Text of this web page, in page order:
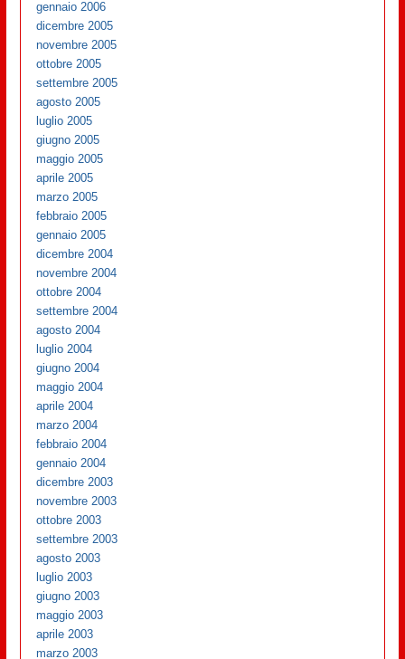
gennaio 2006
dicembre 2005
novembre 2005
ottobre 2005
settembre 2005
agosto 2005
luglio 2005
giugno 2005
maggio 2005
aprile 2005
marzo 2005
febbraio 2005
gennaio 2005
dicembre 2004
novembre 2004
ottobre 2004
settembre 2004
agosto 2004
luglio 2004
giugno 2004
maggio 2004
aprile 2004
marzo 2004
febbraio 2004
gennaio 2004
dicembre 2003
novembre 2003
ottobre 2003
settembre 2003
agosto 2003
luglio 2003
giugno 2003
maggio 2003
aprile 2003
marzo 2003